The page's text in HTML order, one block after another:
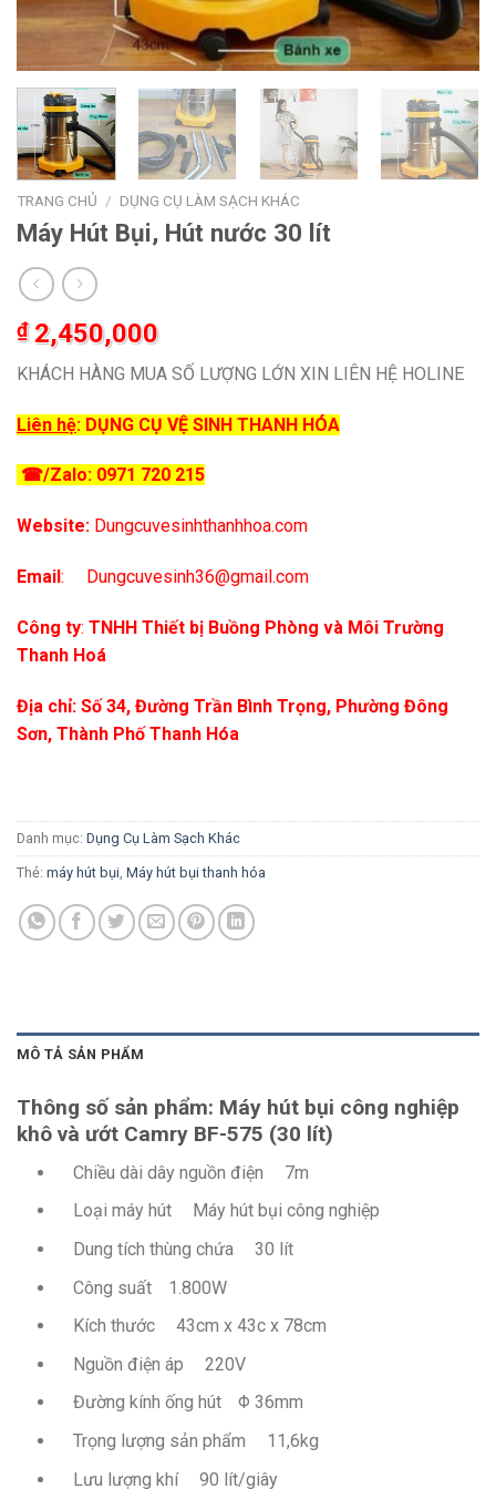
TRANG CHỦ / DỤNG CỤ LÀM SẠCH KHÁC
Máy Hút Bụi, Hút nước 30 lít
₫2,450,000
KHÁCH HÀNG MUA SỐ LƯỢNG LỚN XIN LIÊN HỆ HOLINE
Liên hệ: DỤNG CỤ VỆ SINH THANH HÓA
☎/Zalo: 0971 720 215
Website: Dungcuvesinhthanhhoa.com
Email: Dungcuvesinh36@gmail.com
Công ty: TNHH Thiết bị Buồng Phòng và Môi Trường
Thanh Hoá
Địa chỉ: Số 34, Đường Trần Bình Trọng, Phường Đông
Sơn, Thành Phố Thanh Hóa
Danh mục: Dụng Cụ Làm Sạch Khác
Thẻ: máy hút bụi, Máy hút bụi thanh hóa
MÔ TẢ SẢN PHẨM
Thông số sản phẩm: Máy hút bụi công nghiệp
khô và ướt Camry BF-575 (30 lít)
Chiều dài dây nguồn điện
7m
Loại máy hút
Máy hút bụi công nghiệp
Dung tích thùng chứa
30 lít
Công suất
1.800W
Kích thước
43cm x 43c x 78cm
Nguồn điện áp
220V
Đường kính ống hút
Φ 36mm
Trọng lượng sản phẩm
11,6kg
Lưu lượng khí
90 lít/giây